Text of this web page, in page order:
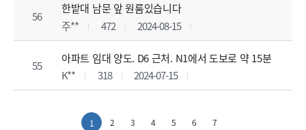
56
한밭대 남문 앞 원룸있습니다
주**
472 2024-08-15
55
아파트 임대 양도. D6 근처. N1에서 도보로 약 15분
K**
318 2024-07-15
1 2 3 4 5 6 7